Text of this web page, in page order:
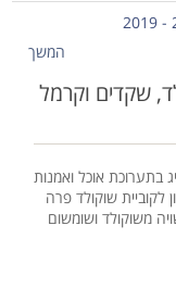
המשך
שקדים וקרמל
בתערוכת אוכל ואמנות
לקוביית שוקולד פרה
משוקולד ושומשום